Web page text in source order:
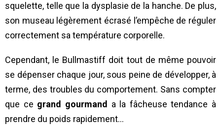
squelette, telle que la dysplasie de la hanche. De plus,
son museau légèrement écrasé l’empêche de réguler
correctement sa température corporelle.
Cependant, le Bullmastiff doit tout de même pouvoir
se dépenser chaque jour, sous peine de développer, à
terme, des troubles du comportement. Sans compter
que ce grand gourmand a la fâcheuse tendance à
prendre du poids rapidement…